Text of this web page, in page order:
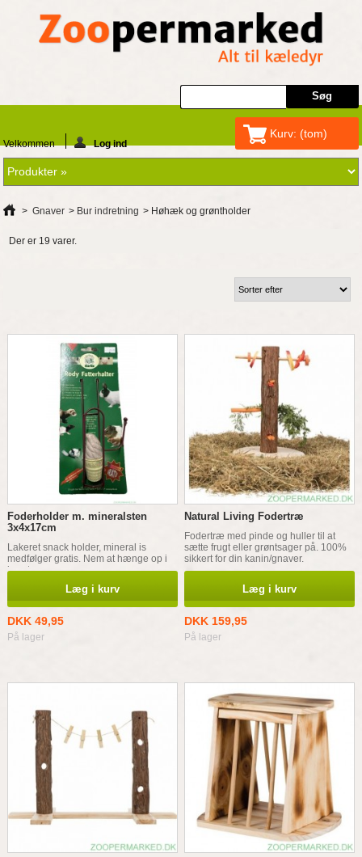
Kurv: (tom)
Velkommen Log ind
> Gnaver > Bur indretning > Høhæk og grøntholder
Der er 19 varer.
Foderholder m. mineralsten
3x4x17cm
Lakeret snack holder, mineral is
medfølger gratis. Nem at hænge op i
buret.
Læg i kurv
DKK 49,95
På lager
Natural Living Fodertræ
Fodertræ med pinde og huller til at
sætte frugt eller grøntsager på. 100%
sikkert for din kanin/gnaver.
Læg i kurv
DKK 159,95
På lager